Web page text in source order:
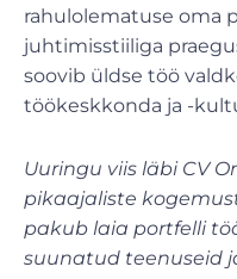
rahulolematuse oma
juhtimisstiiliga
soovib üldse töö
töökeskkonda ja -
Uuringu viis läbi CV
pikaajaliste
pakub laia portfelli
suunatud teenuseid